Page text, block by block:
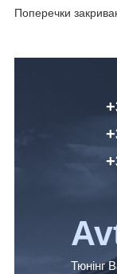
Поперечки
Тюнінг